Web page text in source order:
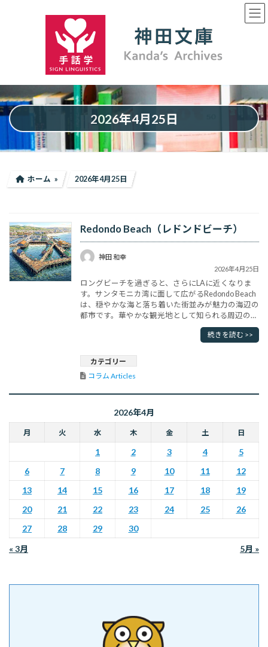
ッ
プ
移
動
2026年4月25日
ホーム 2026年4月25日
Redondo Beach（レドンドビーチ）
神田 和幸
2026年4月25日
ロングビーチを過ぎると、さらにLAに近くなりま
す。サンタモニカ湾に面して広がるRedondo Beach
は、穏やかな海と落ち着いた街並みが魅力の海辺の
都市です。華やかな観光地として知られる周辺のビ
ーチタウンと比べると、どこかゆったりとした空気
が流れており、訪れる人に「暮らすように滞在す
歴史は他の海岸都市同様、19世紀後半にさかのぼ
ります。もともとは先住･･･
続きを読む >>
カテゴリー
コラム Articles
2026年4月
月 火 水 木 金 土 日
1 2 3 4
5
6
7 8 9 10 11
12
13
14 15 16 17 18
19
20
21 22 23 24 25
26
27
28 29
30
« 3月
5月 »